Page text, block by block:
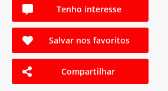
Tenho interesse
Salvar nos favoritos
Compartilhar